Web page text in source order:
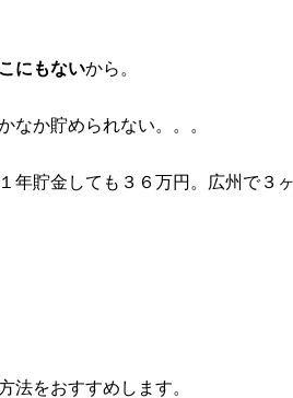
にもないから。
か貯められない。。。
年貯金しても３６万円。広州で３
法をおすすめします。